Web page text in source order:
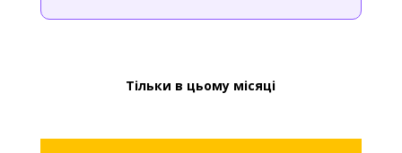
Тільки в цьому місяці